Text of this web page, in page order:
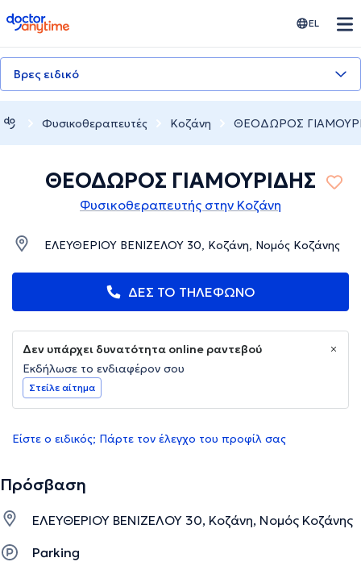
doctoranytime EL
Βρες ειδικό
Φυσικοθεραπευτές Κοζάνη ΘΕΟΔΩΡΟΣ
ΘΕΟΔΩΡΟΣ ΓΙΑΜΟΥΡΙΔΗΣ
Φυσικοθεραπευτής στην Κοζάνη
ΕΛΕΥΘΕΡΙΟΥ ΒΕΝΙΖΕΛΟΥ 30, Κοζάνη, Νομός Κοζάνης
ΔΕΣ ΤΟ ΤΗΛΕΦΩΝΟ
Δεν υπάρχει δυνατότητα online ραντεβού
Εκδήλωσε το ενδιαφέρον σου
Στείλε αίτημα
Είστε ο ειδικός; Πάρτε τον έλεγχο του προφίλ σας
Πρόσβαση
ΕΛΕΥΘΕΡΙΟΥ ΒΕΝΙΖΕΛΟΥ 30, Κοζάνη, Νομός Κοζάνης
Parking